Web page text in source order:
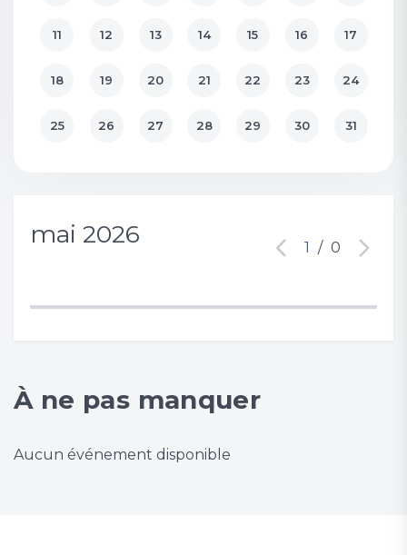
11 12 13 14 15 16 17
18 19 20 21 22 23 24
25 26 27 28 29 30 31
mai 2026 1 / 0
À ne pas manquer
Aucun événement disponible